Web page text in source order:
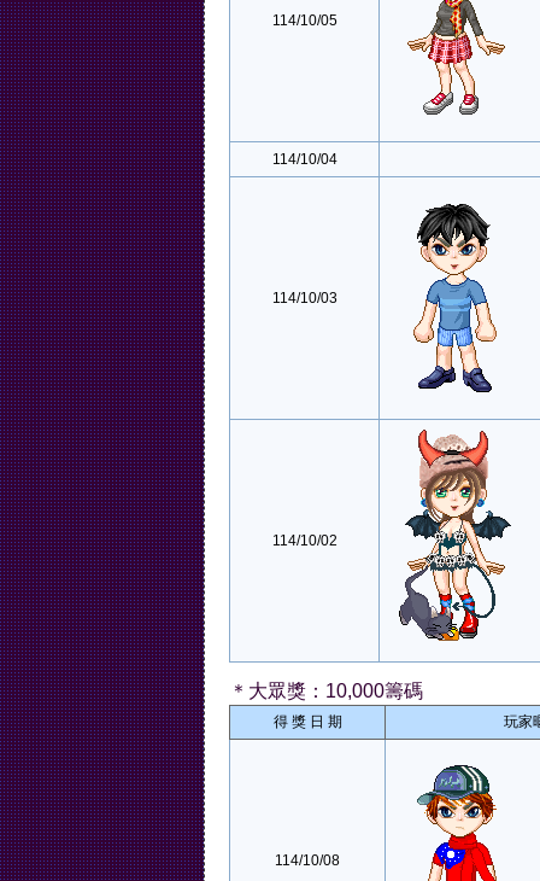
114/10/05
114/10/04
114/10/03
114/10/02
＊大眾獎：10,000籌碼
得 獎 日 期 玩家
114/10/08